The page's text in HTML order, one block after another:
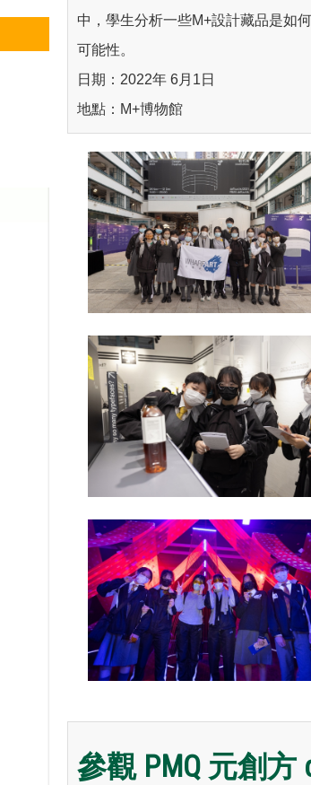
中，學生分析一些M+設計藏品是如
可能性。
日期：2022年 6月1日
地點：M+博物館
參觀 PMQ 元創方